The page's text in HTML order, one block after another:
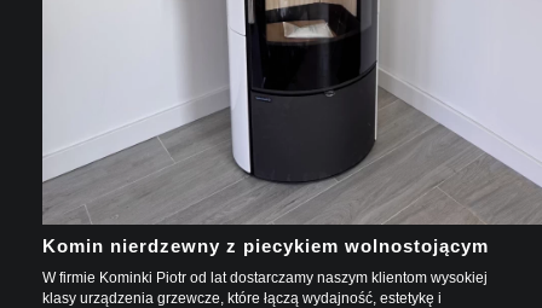
Komin nierdzewny z piecykiem wolnostojącym
W firmie Kominki Piotr od lat dostarczamy naszym klientom wysokiej
klasy urządzenia grzewcze, które łączą wydajność, estetykę i